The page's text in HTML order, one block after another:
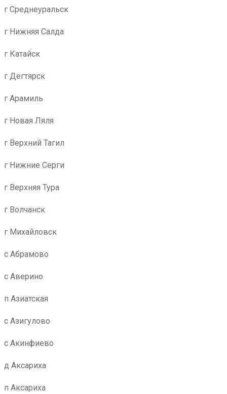
г Среднеуральск
г Нижняя Салда
г Катайск
г Дегтярск
г Арамиль
г Новая Ляля
г Верхний Тагил
г Нижние Серги
г Верхняя Тура
г Волчанск
г Михайловск
с Абрамово
с Аверино
п Азиатская
с Азигулово
с Акинфиево
д Аксариха
п Аксариха